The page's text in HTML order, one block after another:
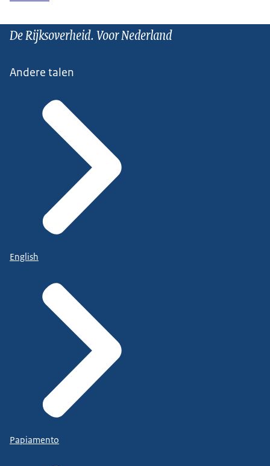
De Rijksoverheid. Voor Nederland
Andere talen
English
Papiamento